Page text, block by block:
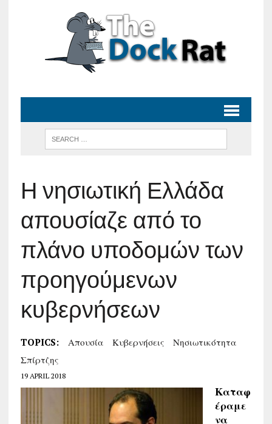
Η νησιωτική Ελλάδα
απουσίαζε από το
πλάνο υποδομών των
προηγούμενων
κυβερνήσεων
TOPICS: Απουσία Κυβερνήσεις
Νησιωτικότητα
Σπίρτζης
19 APRIL 2018
Καταφ
έραμε
να